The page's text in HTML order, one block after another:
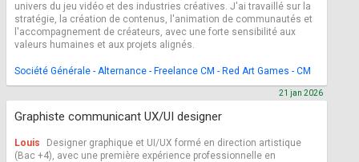
univers du jeu vidéo et des industries créatives. J'ai travaillé sur la
stratégie, la création de contenus, l'animation de communautés et
l'accompagnement de créateurs, avec une forte sensibilité aux
valeurs humaines et aux projets alignés.
Société Générale - Alternance - Freelance CM - Red Art Games - CM
Graphiste communicant UX/UI designer
21 jan 2026
Louis
Designer graphique et UI/UX formé en direction artistique
(Bac +4), avec une première expérience professionnelle en